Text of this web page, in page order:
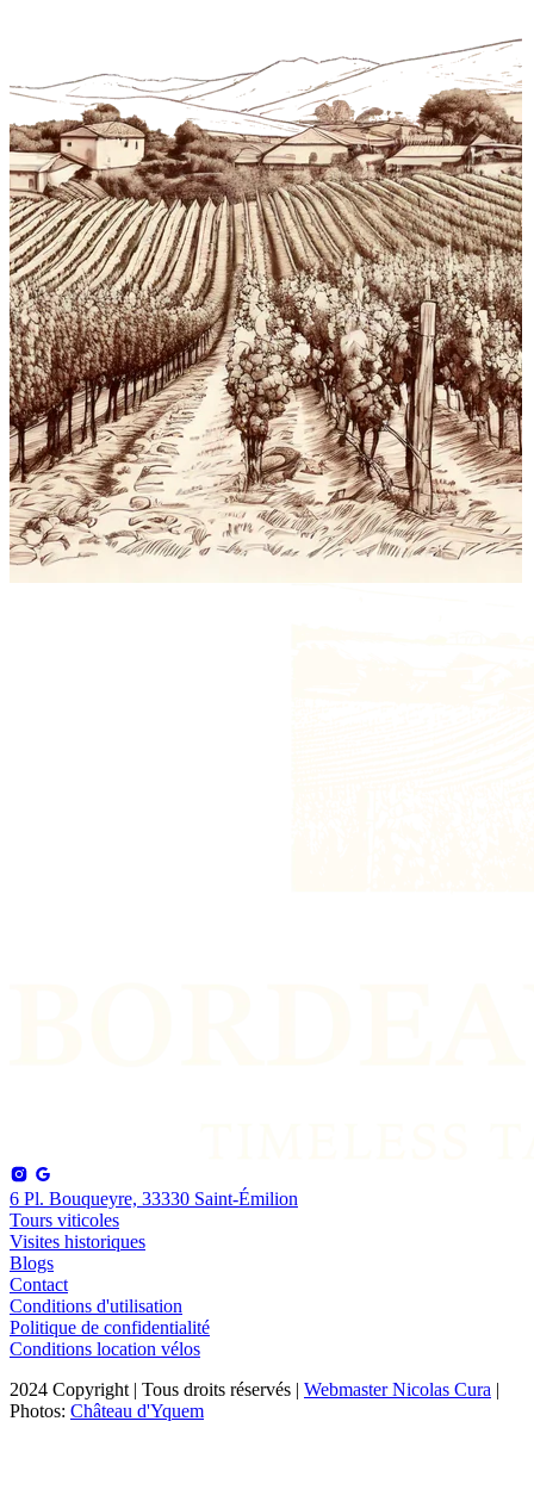
6 Pl. Bouqueyre, 33330 Saint-Émilion
Tours viticoles
Visites historiques
Blogs
Contact
Conditions d'utilisation
Politique de confidentialité
Conditions location vélos
2024 Copyright | Tous droits réservés | Webmaster Nicolas Cura |
Photos: Château d'Yquem